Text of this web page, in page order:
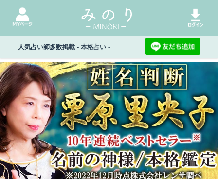
人気占い師多数掲載 - 本格占い -